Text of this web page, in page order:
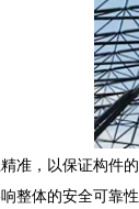
准，以保证构
体的安全可靠